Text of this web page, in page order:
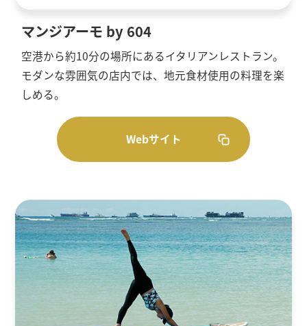
マンジアーモ by 604
空港から約10分の場所にあるイタリアンレストラン。
モダンな雰囲気の店内では、地元食材使用の料理を楽
しめる。
Webサイト